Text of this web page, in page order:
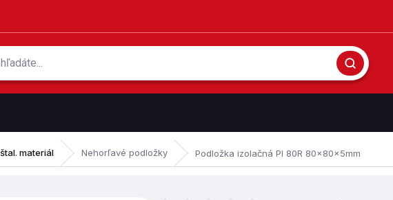
materiál Nehorľavé podložky Podložka izolačná PI 80R 80x80x5mm